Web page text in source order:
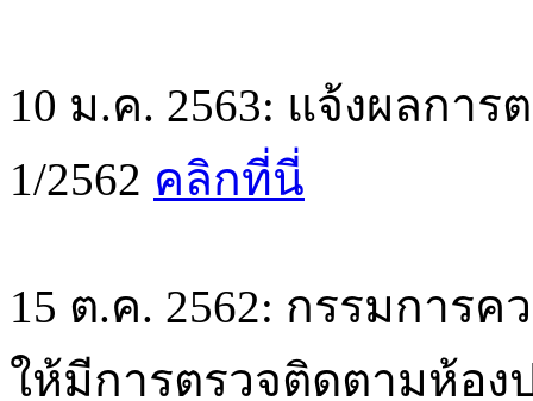
10 ม.ค. 2563: แจ้งผลกา
1/2562 คลิกที่นี่
15 ต.ค. 2562: กรรมการ
ให้มีการตรวจติดตามห้อง